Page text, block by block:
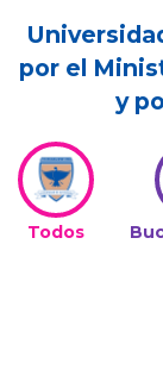
por el
y
Todos